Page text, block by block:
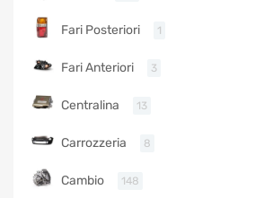
Fari Posteriori 1
Fari Anteriori 3
Centralina 13
Carrozzeria 8
Cambio 148